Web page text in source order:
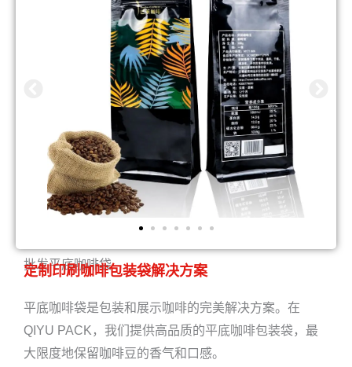
批发平底咖啡袋
定制印刷咖啡包装袋解决方案
平底咖啡袋是包装和展示咖啡的完美解决方案。在
QIYU PACK，我们提供高品质的平底咖啡包装袋，最
大限度地保留咖啡豆的香气和口感。